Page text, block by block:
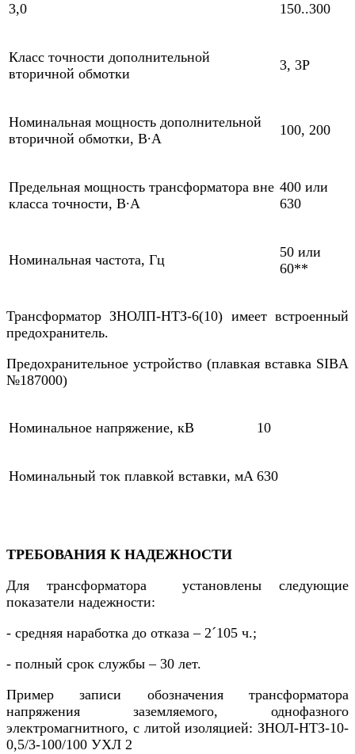
3,0 150..300
Класс точности дополнительной
вторичной обмотки
3, 3Р
Номинальная мощность дополнительной
вторичной обмотки, В∙А
100, 200
Предельная мощность трансформатора вне
класса точности, В∙А
400 или
630
Номинальная частота, Гц
50 или
60**
Трансформатор ЗНОЛП-НТЗ-6(10) имеет встроенный
предохранитель.
Предохранительное устройство (плавкая вставка SIBA
№187000)
Номинальное напряжение, кВ 10
Номинальный ток плавкой вставки, мА 630
ТРЕБОВАНИЯ К НАДЕЖНОСТИ
Для трансформатора установлены следующие
показатели надежности:
- средняя наработка до отказа – 2´105 ч.;
- полный срок службы – 30 лет.
Пример записи обозначения трансформатора
напряжения заземляемого, однофазного
электромагнитного, с литой изоляцией: ЗНОЛ-НТЗ-10-
0,5/3-100/100 УХЛ 2